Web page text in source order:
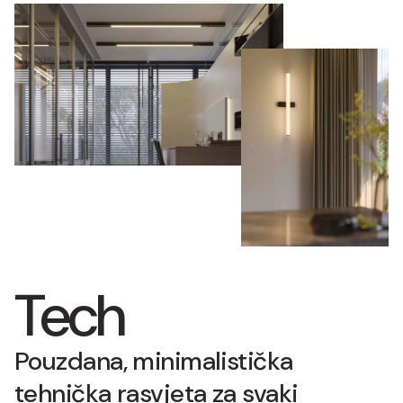
Tech
Pouzdana, minimalistička
tehnička rasvjeta za svaki